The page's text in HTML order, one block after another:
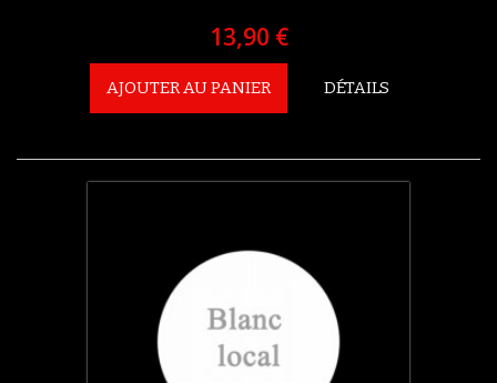
13,90 €
AJOUTER AU PANIER DÉTAILS